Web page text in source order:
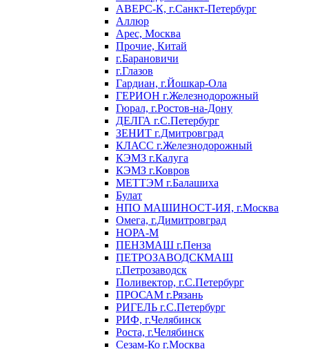
АВЕРС-К, г.Санкт-Петербург
Аллюр
Арес, Москва
Прочие, Китай
г.Барановичи
г.Глазов
Гардиан, г.Йошкар-Ола
ГЕРИОН г.Железнодорожный
Гюрал, г.Ростов-на-Дону
ДЕЛГА г.С.Петербург
ЗЕНИТ г.Дмитровград
КЛАСС г.Железнодорожный
КЭМЗ г.Калуга
КЭМЗ г.Ковров
МЕТТЭМ г.Балашиха
Булат
НПО МАШИНОСТ-ИЯ, г.Москва
Омега, г.Димитровград
НОРА-М
ПЕНЗМАШ г.Пенза
ПЕТРОЗАВОДСКМАШ
г.Петрозаводск
Поливектор, г.С.Петербург
ПРОСАМ г.Рязань
РИГЕЛЬ г.С.Петербург
РИФ, г.Челябинск
Роста, г.Челябинск
Сезам-Ко г.Москва